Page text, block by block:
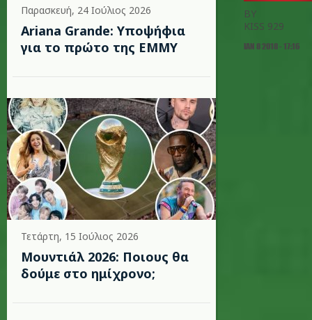
Παρασκευή, 24 Ιούλιος 2026
Ariana Grande: Υποψήφια
για το πρώτο της EMMY
Τετάρτη, 15 Ιούλιος 2026
Μουντιάλ 2026: Ποιους θα
δούμε στο ημίχρονο;
BY
KISS 929
ΙΑΝ 8 2018 - 17:16